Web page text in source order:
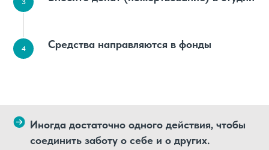
Средства направляются в фонды
Иногда достаточно одного действия, чтобы
соединить заботу о себе и о других.